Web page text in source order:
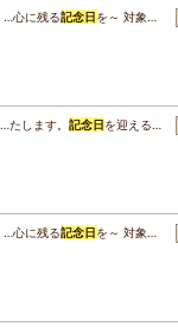
…心に残る記念日 を～ 対象…
…たします。 記念日 を迎える…
…心に残る記念日 を～ 対象…